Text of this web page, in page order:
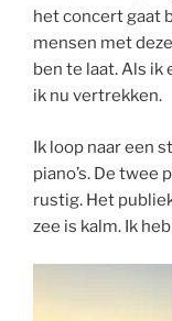
het concert gaat
mensen met
ben te laat. Als
ik nu vertrekken.
Ik loop naar een
piano’s. De twee
rustig. Het
zee is kalm. Ik